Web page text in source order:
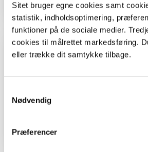
Sitet bruger egne cookies samt
statistik, indholdsoptimering,
funktioner på de sociale medier.
cookies til målrettet markedsføring.
eller trække dit samtykke tilbage.
Nødvendig
Præferencer
Undervisningsmål
og gamle. Hvis du er lærer, kan
i skolen, men du må selv tænke